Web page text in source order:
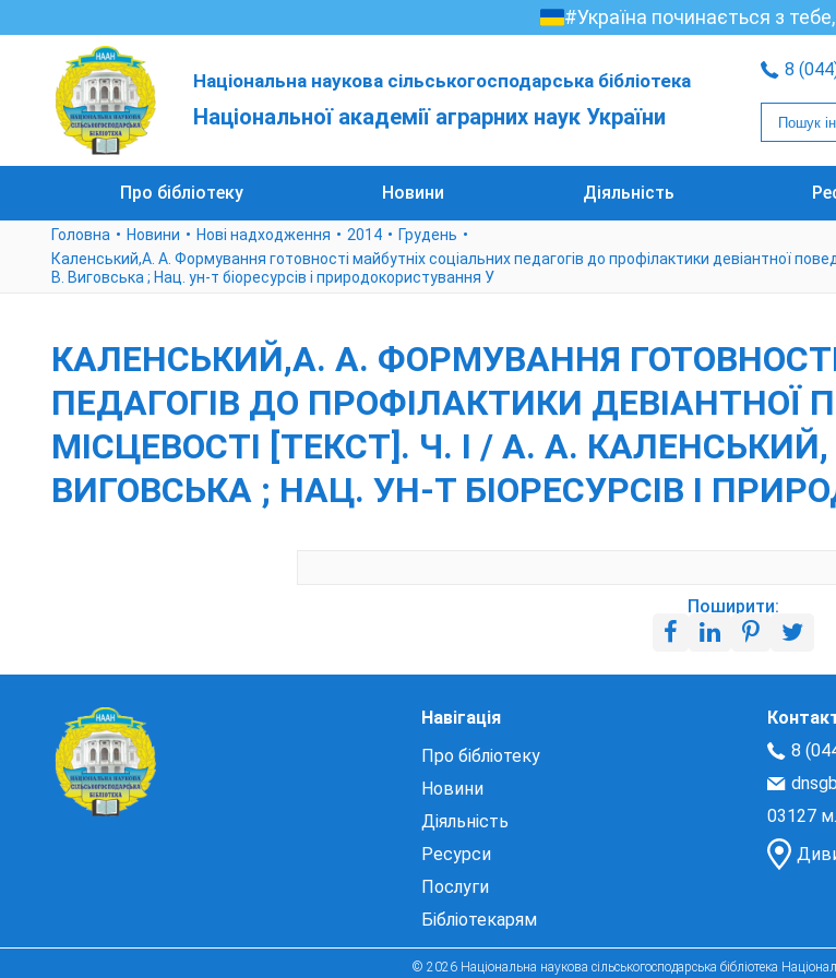
#Україна починається з
Національна наукова сільськогосподарська бібліотека
Національної академії аграрних наук України
8
Про бібліотеку Новини Діяльність
Головна Новини Нові надходження 2014
Грудень
Каленський,А. А. Формування готовності майбутніх соціальних педагогів до профілактики девіантної
В. Виговська ; Нац. ун-т біоресурсів і природокористування У
КАЛЕНСЬКИЙ,А. А. ФОРМУВАННЯ
ПЕДАГОГІВ ДО ПРОФІЛАКТИКИ ДЕВІАНТНОЇ
МІСЦЕВОСТІ [ТЕКСТ]. Ч. І / А. А.
ВИГОВСЬКА ; НАЦ. УН-Т БІОРЕСУРСІВ І
Поширити:
Навігація
Про бібліотеку
Новини
Діяльність
Ресурси
Послуги
Бібліотекарям
8
03127
© 2026 Національна наукова сільськогосподарська бібліотека